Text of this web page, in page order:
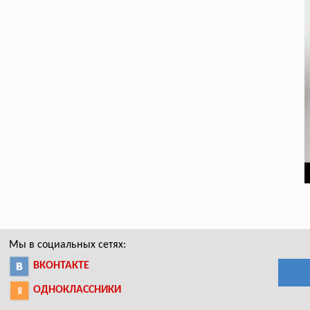
Мы в социальных сетях:
ВКОНТАКТЕ
ОДНОКЛАССНИКИ